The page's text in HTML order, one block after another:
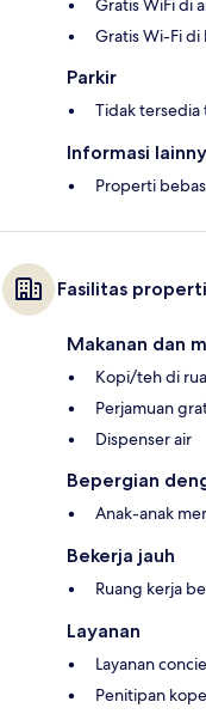
Gratis WiFi di
Gratis Wi-Fi di
Parkir
Tidak
Informasi
Properti
Fasilitas properti
Makanan dan
Kopi/teh di
Perjamuan
Dispenser air
Bepergian
Anak-anak
Bekerja jauh
Ruang kerja
Layanan
Layanan
Penitipan